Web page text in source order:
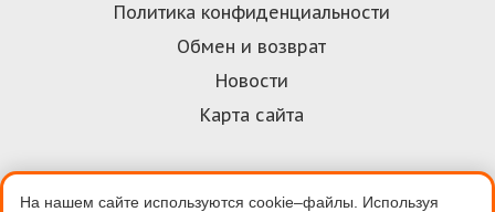
Политика конфиденциальности
Обмен и возврат
Новости
Карта сайта
На нашем сайте используются cookie–файлы. Используя